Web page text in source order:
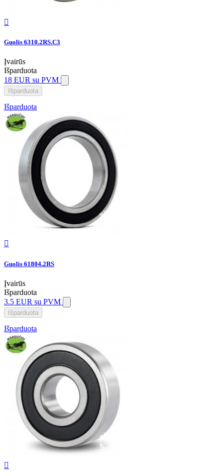

Guolis 6310.2RS.C3
Įvairūs
Išparduota
18 EUR su PVM
Išparduota
Išparduota

Guolis 61804.2RS
Įvairūs
Išparduota
3.5 EUR su PVM
Išparduota
Išparduota
